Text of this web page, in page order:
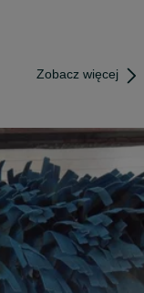
Zobacz więcej